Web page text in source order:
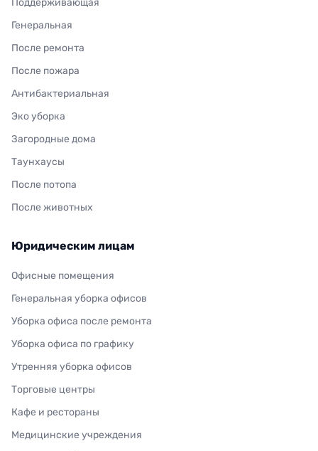
Поддерживающая
Генеральная
После ремонта
После пожара
Антибактериальная
Эко уборка
Загородные дома
Таунхаусы
После потопа
После животных
Юридическим лицам
Офисные помещения
Генеральная уборка офисов
Уборка офиса после ремонта
Уборка офиса по графику
Утренняя уборка офисов
Торговые центры
Кафе и рестораны
Медицинские учреждения